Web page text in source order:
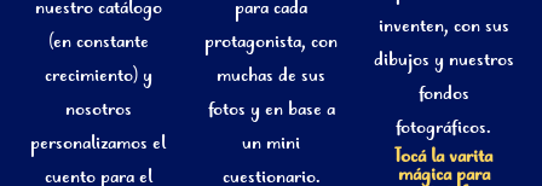
nuestro catálogo
(en constante
crecimiento) y
nosotros
personalizamos el
cuento para el
para cada
protagonista, con
muchas de sus
fotos y en base a
un mini
cuestionario.
inventen, con sus
dibujos y nuestros
fondos
fotográficos.
Tocá la varita
mágica para